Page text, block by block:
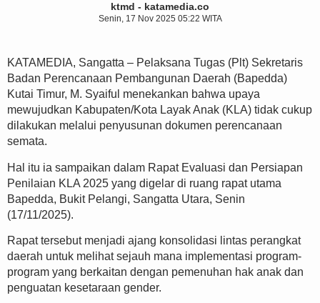
ktmd - katamedia.co
Senin, 17 Nov 2025 05:22 WITA
KATAMEDIA, Sangatta – Pelaksana Tugas (Plt) Sekretaris
Badan Perencanaan Pembangunan Daerah (Bapedda)
Kutai Timur, M. Syaiful menekankan bahwa upaya
mewujudkan Kabupaten/Kota Layak Anak (KLA) tidak cukup
dilakukan melalui penyusunan dokumen perencanaan
semata.
Hal itu ia sampaikan dalam Rapat Evaluasi dan Persiapan
Penilaian KLA 2025 yang digelar di ruang rapat utama
Bapedda, Bukit Pelangi, Sangatta Utara, Senin
(17/11/2025).
Rapat tersebut menjadi ajang konsolidasi lintas perangkat
daerah untuk melihat sejauh mana implementasi program-
program yang berkaitan dengan pemenuhan hak anak dan
penguatan kesetaraan gender.